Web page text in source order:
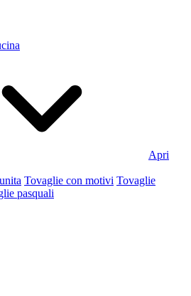
Apri
Tovaglie con motivi Tovaglie
pasquali